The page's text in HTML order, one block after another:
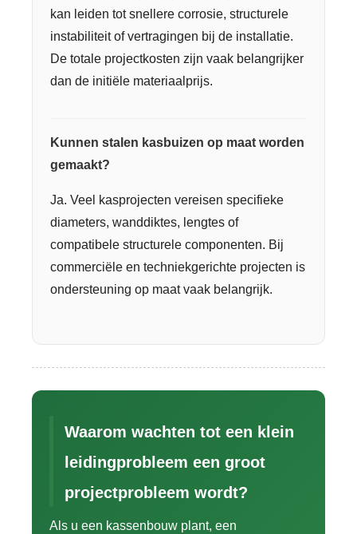
kan leiden tot snellere corrosie, structurele
instabiliteit of vertragingen bij de installatie.
De totale projectkosten zijn vaak belangrijker
dan de initiële materiaalprijs.
Kunnen stalen kasbuizen op maat worden
gemaakt?
Ja. Veel kasprojecten vereisen specifieke
diameters, wanddiktes, lengtes of
compatibele structurele componenten. Bij
commerciële en techniekgerichte projecten is
ondersteuning op maat vaak belangrijk.
Waarom wachten tot een klein
leidingprobleem een ​​groot
projectprobleem wordt?
Als u een kassenbouw plant, een